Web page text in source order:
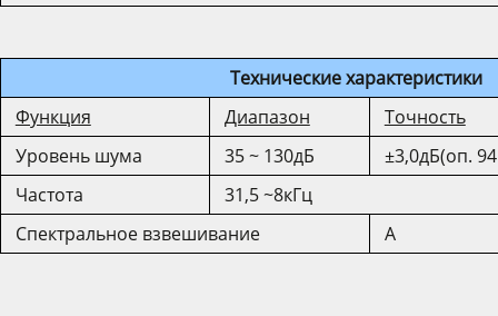
Технические характеристики
Функция
Диапазон
Точность
Уровень шума
35 ~ 130дБ
±3,0дБ(оп.
Частота
31,5 ~8кГц
Спектральное взвешивание
A